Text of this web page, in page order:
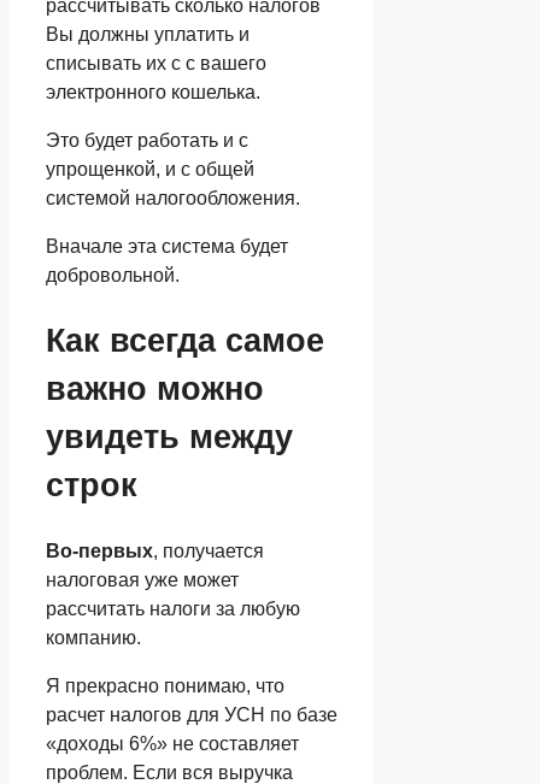
рассчитывать сколько налогов
Вы должны уплатить и
списывать их с с вашего
электронного кошелька.
Это будет работать и с
упрощенкой, и с общей
системой налогообложения.
Вначале эта система будет
добровольной.
Как всегда самое
важно можно
увидеть между
строк
Во-первых, получается
налоговая уже может
рассчитать налоги за любую
компанию.
Я прекрасно понимаю, что
расчет налогов для УСН по базе
«доходы 6%» не составляет
проблем. Если вся выручка